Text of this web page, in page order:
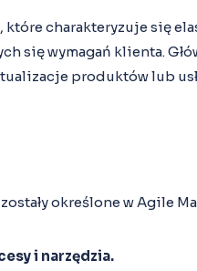
charakteryzuje się
się wymagań klienta.
produktów lub
określone w Agile
i narzędzia.